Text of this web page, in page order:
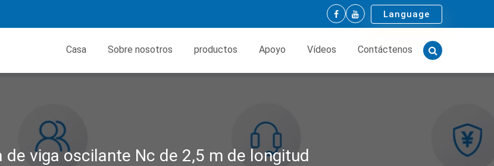
Language
Casa Sobre nosotros productos Apoyo Vídeos Contáctenos
de viga oscilante Nc de 2,5 m de longitud